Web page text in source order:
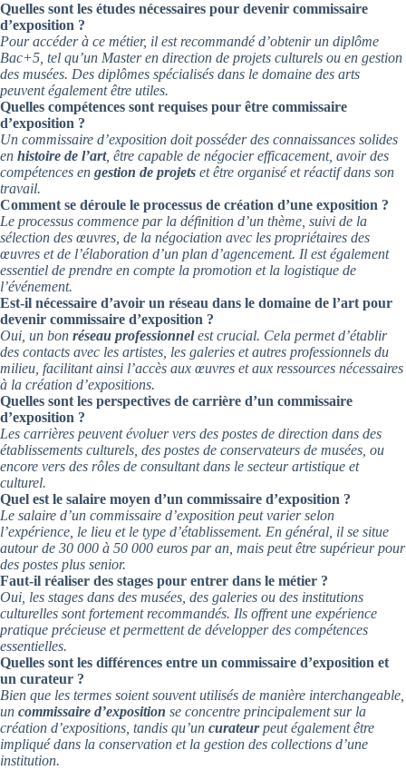
Quelles sont les études nécessaires pour devenir commissaire
d’exposition ?
Pour accéder à ce métier, il est recommandé d’obtenir un diplôme
Bac+5, tel qu’un Master en direction de projets culturels ou en gestion
des musées. Des diplômes spécialisés dans le domaine des arts
peuvent également être utiles.
Quelles compétences sont requises pour être commissaire
d’exposition ?
Un commissaire d’exposition doit posséder des connaissances solides
en histoire de l’art, être capable de négocier efficacement, avoir des
compétences en gestion de projets et être organisé et réactif dans son
travail.
Comment se déroule le processus de création d’une exposition ?
Le processus commence par la définition d’un thème, suivi de la
sélection des œuvres, de la négociation avec les propriétaires des
œuvres et de l’élaboration d’un plan d’agencement. Il est également
essentiel de prendre en compte la promotion et la logistique de
l’événement.
Est-il nécessaire d’avoir un réseau dans le domaine de l’art pour
devenir commissaire d’exposition ?
Oui, un bon réseau professionnelest crucial. Cela permet d’établir
des contacts avec les artistes, les galeries et autres professionnels du
milieu, facilitant ainsi l’accès aux œuvres et aux ressources nécessaires
à la création d’expositions.
Quelles sont les perspectives de carrière d’un commissaire
d’exposition ?
Les carrières peuvent évoluer vers des postes de direction dans des
établissements culturels, des postes de conservateurs de musées, ou
encore vers des rôles de consultant dans le secteur artistique et
culturel.
Quel est le salaire moyen d’un commissaire d’exposition ?
Le salaire d’un commissaire d’exposition peut varier selon
l’expérience, le lieu et le type d’établissement. En général, il se situe
autour de 30 000 à 50 000 euros par an, mais peut être supérieur pour
des postes plus senior.
Faut-il réaliser des stages pour entrer dans le métier ?
Oui, les stages dans des musées, des galeries ou des institutions
culturelles sont fortement recommandés. Ils offrent une expérience
pratique précieuse et permettent de développer des compétences
essentielles.
Quelles sont les différences entre un commissaire d’exposition et
un curateur ?
Bien que les termes soient souvent utilisés de manière interchangeable,
un commissaire d’exposition se concentre principalement sur la
création d’expositions, tandis qu’un curateurpeut également être
impliqué dans la conservation et la gestion des collections d’une
institution.